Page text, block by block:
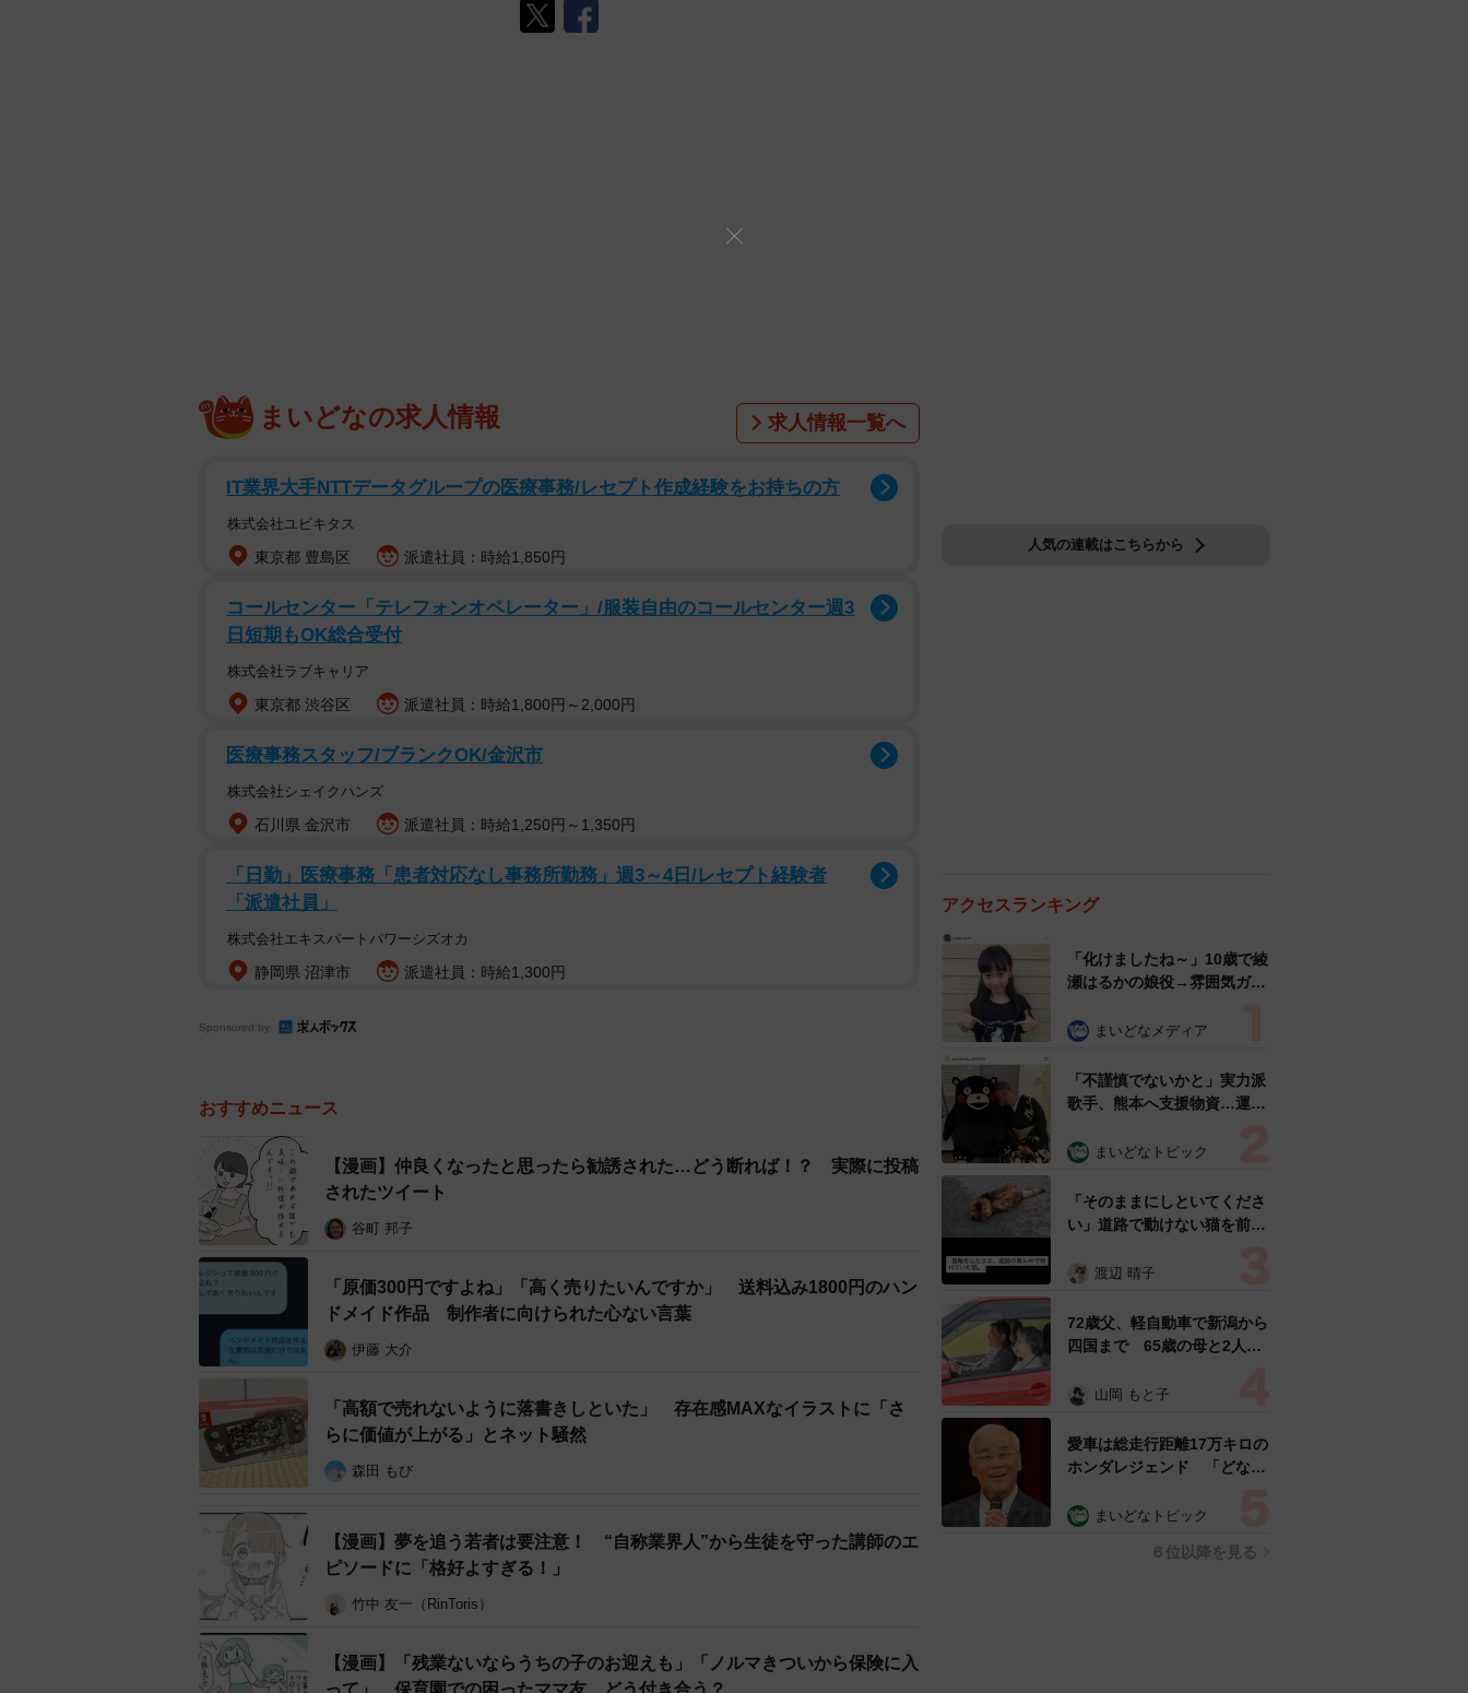
まいどなの求人情報 求人情報一覧へ
IT業界大手NTTデータグループの医療事務/レセプト作成経験をお持ちの方
株式会社ユビキタス
東京都 豊島区 派遣社員：時給1,850円
コールセンター「テレフォンオペレーター」/服装自由のコールセンター週3
日短期もOK総合受付
株式会社ラブキャリア
東京都 渋谷区 派遣社員：時給1,800円～2,000円
医療事務スタッフ/ブランクOK/金沢市
株式会社シェイクハンズ
石川県 金沢市 派遣社員：時給1,250円～1,350円
「日勤」医療事務「患者対応なし事務所勤務」週3～4日/レセプト経験者
「派遣社員」
株式会社エキスパートパワーシズオカ
静岡県 沼津市 派遣社員：時給1,300円
Sponsored by
おすすめニュース
【漫画】仲良くなったと思ったら勧誘された…どう断れば！？ 実際に投稿
されたツイート
谷町 邦子
「原価300円ですよね」「高く売りたいんですか」 送料込み1800円のハン
ドメイド作品 制作者に向けられた心ない言葉
伊藤 大介
「高額で売れないように落書きしといた」 存在感MAXなイラストに「さ
らに価値が上がる」とネット騒然
森田 もび
【漫画】夢を追う若者は要注意！ “自称業界人”から生徒を守った講師のエ
ピソードに「格好よすぎる！」
竹中 友一（RinToris）
【漫画】「残業ないならうちの子のお迎えも」「ノルマきついから保険に入
って」…保育園での困ったママ友、どう付き合う？
人気の連載はこちらから
アクセスランキング
「化けましたね～」10歳で綾
瀬はるかの娘役→雰囲気ガラ
雰囲気が」「宝塚に入れそ
まいどなメディア
「不謹慎でないかと」実力派
歌手、熊本へ支援物資…運搬
めらい 「痛いほど伝わる」
まいどなトピック
「そのままにしといてくださ
い」道路で動けない猫を前に
ようとした4日間 「命の重
表の訴え
渡辺 晴子
72歳父、軽自動車で新潟から
四国まで 65歳の母と2人で
憩まで分刻み… 「大学生で
山岡 もと子
愛車は総走行距離17万キロの
ホンダレジェンド 「どなた
所漫才師が譲渡の意向
まいどなトピック
６位以降を見る